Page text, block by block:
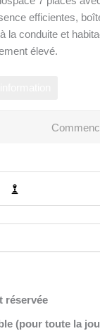
efficientes,
la conduite et
élevé.
réservée
(pour toute la